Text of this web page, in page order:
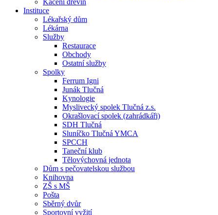
Kácení dřevin
Instituce
Lékařský dům
Lékárna
Služby
Restaurace
Obchody
Ostatní služby
Spolky
Ferrum Igni
Junák Tlučná
Kynologie
Myslivecký spolek Tlučná z.s.
Okrašlovací spolek (zahrádkáři)
SDH Tlučná
Sluníčko Tlučná YMCA
SPCCH
Taneční klub
Tělovýchovná jednota
Dům s pečovatelskou službou
Knihovna
ZŠ s MŠ
Pošta
Sběrný dvůr
Sportovní vyžití